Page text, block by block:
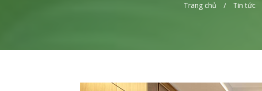
Trang chủ Tin tức